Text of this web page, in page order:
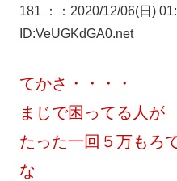
181 ：
：2020/12/06(日)
ID:VeUGKdGA0.net
てかさ・・・・
まじで困ってる人が
たった一回５万もろ
な